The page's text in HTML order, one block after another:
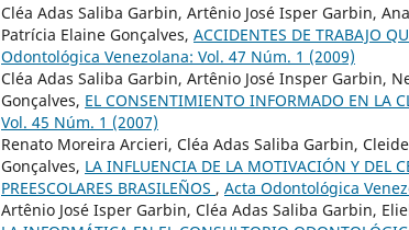
Cléa Adas Saliba Garbin, Artênio José Isper Garbin,
Patrícia Elaine Gonçalves, ACCIDENTES DE TRABAJO
Odontológica Venezolana: Vol. 47 Núm. 1 (2009)
Cléa Adas Saliba Garbin, Artênio José Insper Garbin,
Gonçalves, EL CONSENTIMIENTO INFORMADO EN LA
Vol. 45 Núm. 1 (2007)
Renato Moreira Arcieri, Cléa Adas Saliba Garbin,
Gonçalves, LA INFLUENCIA DE LA MOTIVACIÓN Y DEL
PREESCOLARES BRASILEÑOS , Acta Odontológica
Artênio José Isper Garbin, Cléa Adas Saliba Garbin,